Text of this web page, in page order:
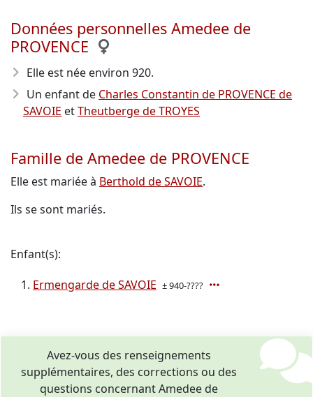
Données personnelles Amedee de
PROVENCE
Elle est née environ 920.
Un enfant de Charles Constantin de PROVENCE de
SAVOIE etTheutberge de TROYES
Famille de Amedee de PROVENCE
Elle est mariée à Berthold de SAVOIE.
Ils se sont mariés.
Enfant(s):
Ermengarde de SAVOIE ± 940-????
Avez-vous des renseignements
supplémentaires, des corrections ou des
questions concernant Amedee de